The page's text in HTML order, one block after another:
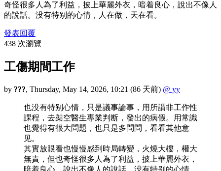
奇怪很多人為了利益，披上華麗外衣，暗着良心，說出不像人
的說話。没有特别的心情，人在做，天在看。
發表回覆
438 次瀏覽
工傷期間工作
by ???, Thursday, May 14, 2026, 10:21 (86 天前) @ yy
也没有特别心情，只是議事論事，用所謂非工作性
課程，去架空醫生專業判断，發出的病假。用常識
也覺得有很大問題，也只是多問問，看看其他意
见。
其實放眼看也慢慢感到時局轉變，火燒大樓，權大
無責，但也奇怪很多人為了利益，披上華麗外衣，
暗着良心，說出不像人的說話。没有特别的心情，